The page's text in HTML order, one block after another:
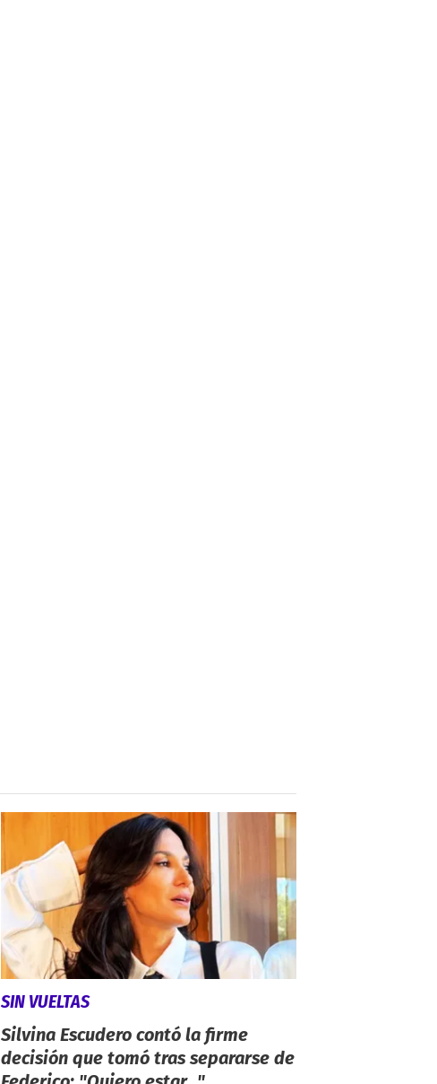
SIN VUELTAS
Silvina Escudero contó la firme
decisión que tomó tras separarse de